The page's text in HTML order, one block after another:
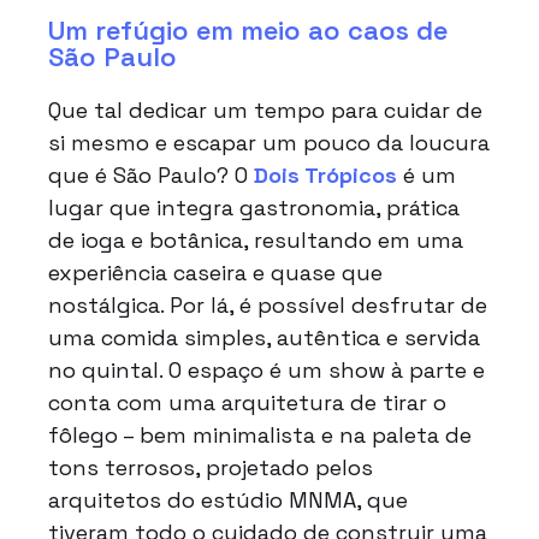
Um refúgio em meio ao caos de
São Paulo
Que tal dedicar um tempo para cuidar de
si mesmo e escapar um pouco da loucura
que é São Paulo? O Dois Trópicos é um
lugar que integra gastronomia, prática
de ioga e botânica, resultando em uma
experiência caseira e quase que
nostálgica. Por lá, é possível desfrutar de
uma comida simples, autêntica e servida
no quintal. O espaço é um show à parte e
conta com uma arquitetura de tirar o
fôlego – bem minimalista e na paleta de
tons terrosos, projetado pelos
arquitetos do estúdio MNMA, que
tiveram todo o cuidado de construir uma